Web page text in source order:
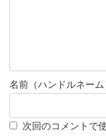
名前（ハンドルネーム
次回のコメントで